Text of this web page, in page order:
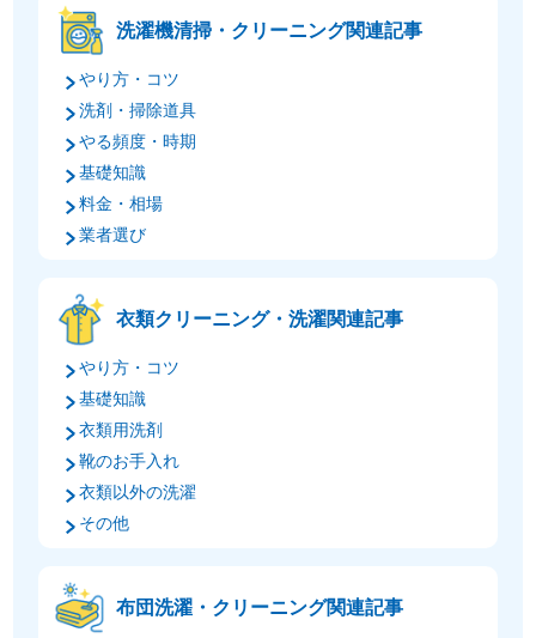
洗濯機清掃・クリーニング関連記事
やり方・コツ
洗剤・掃除道具
やる頻度・時期
基礎知識
料金・相場
業者選び
衣類クリーニング・洗濯関連記事
やり方・コツ
基礎知識
衣類用洗剤
靴のお手入れ
衣類以外の洗濯
その他
布団洗濯・クリーニング関連記事